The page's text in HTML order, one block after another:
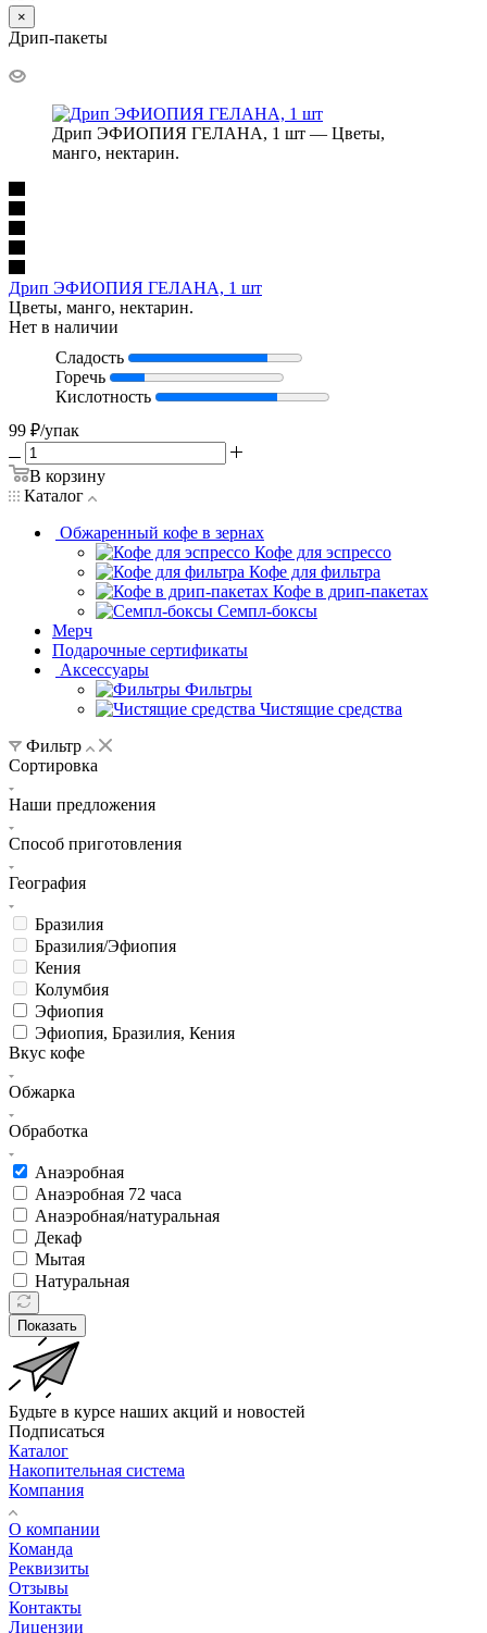
×
Дрип-пакеты
Дрип ЭФИОПИЯ ГЕЛАНА, 1 шт — Цветы,
манго, нектарин.
Дрип ЭФИОПИЯ ГЕЛАНА, 1 шт
Цветы, манго, нектарин.
Нет в наличии
Сладость
Горечь
Кислотность
99 ₽/упак
В корзину
Каталог
Обжаренный кофе в зернах
Кофе для эспрессо
Кофе для фильтра
Кофе в дрип-пакетах
Семпл-боксы
Мерч
Подарочные сертификаты
Аксессуары
Фильтры
Чистящие средства
Фильтр
Сортировка
Наши предложения
Способ приготовления
География
Бразилия
Бразилия/Эфиопия
Кения
Колумбия
Эфиопия
Эфиопия, Бразилия, Кения
Вкус кофе
Обжарка
Обработка
Анаэробная
Анаэробная 72 часа
Анаэробная/натуральная
Декаф
Мытая
Натуральная
Показать
Будьте в курсе наших акций и новостей
Подписаться
Каталог
Накопительная система
Компания
О компании
Команда
Реквизиты
Отзывы
Контакты
Лицензии